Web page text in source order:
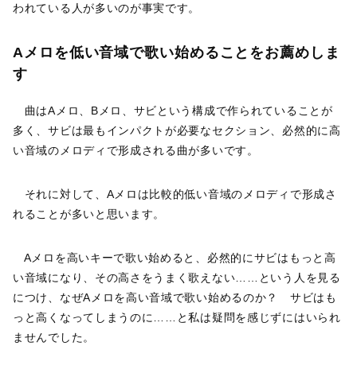
われている人が多いのが事実です。
Aメロを低い音域で歌い始めることをお薦めしま
す
曲はAメロ、Bメロ、サビという構成で作られていることが
多く、サビは最もインパクトが必要なセクション、必然的に高
い音域のメロディで形成される曲が多いです。
それに対して、Aメロは比較的低い音域のメロディで形成さ
れることが多いと思います。
Aメロを高いキーで歌い始めると、必然的にサビはもっと高
い音域になり、その高さをうまく歌えない……という人を見る
につけ、なぜAメロを高い音域で歌い始めるのか？ サビはも
っと高くなってしまうのに……と私は疑問を感じずにはいられ
ませんでした。